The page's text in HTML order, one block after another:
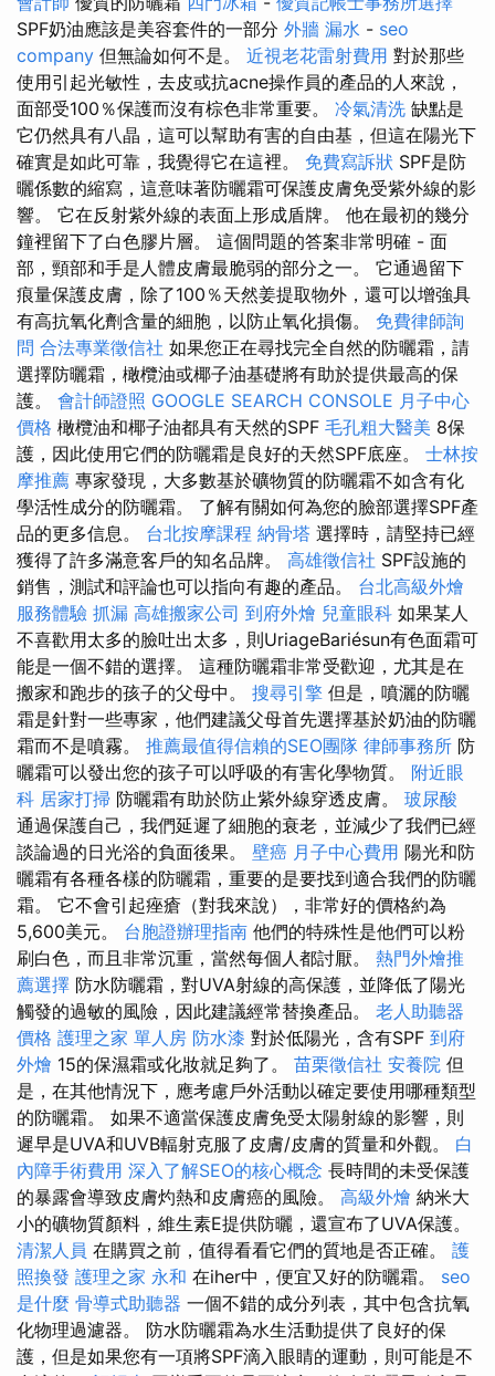
SPF奶油應該是美容套件的一部分 外牆 漏水 - seo
company 但無論如何不是。 近視老花雷射費用 對於那些
使用引起光敏性，去皮或抗acne操作員的產品的人來說，
面部受100％保護而沒有棕色非常重要。 冷氣清洗 缺點是
它仍然具有八晶，這可以幫助有害的自由基，但這在陽光下
確實是如此可靠，我覺得它在這裡。 免費寫訴狀 SPF是防
曬係數的縮寫，這意味著防曬霜可保護皮膚免受紫外線的影
響。 它在反射紫外線的表面上形成盾牌。 他在最初的幾分
鐘裡留下了白色膠片層。 這個問題的答案非常明確 - 面
部，頸部和手是人體皮膚最脆弱的部分之一。 它通過留下
痕量保護皮膚，除了100％天然姜提取物外，還可以增強具
有高抗氧化劑含量的細胞，以防止氧化損傷。 免費律師詢
問 合法專業徵信社 如果您正在尋找完全自然的防曬霜，請
選擇防曬霜，橄欖油或椰子油基礎將有助於提供最高的保
護。 會計師證照 GOOGLE SEARCH CONSOLE 月子中心
價格 橄欖油和椰子油都具有天然的SPF 毛孔粗大醫美 8保
護，因此使用它們的防曬霜是良好的天然SPF底座。 士林按
摩推薦 專家發現，大多數基於礦物質的防曬霜不如含有化
學活性成分的防曬霜。 了解有關如何為您的臉部選擇SPF產
品的更多信息。 台北按摩課程 納骨塔 選擇時，請堅持已經
獲得了許多滿意客戶的知名品牌。 高雄徵信社 SPF設施的
銷售，測試和評論也可以指向有趣的產品。 台北高級外燴
服務體驗 抓漏 高雄搬家公司 到府外燴 兒童眼科 如果某人
不喜歡用太多的臉吐出太多，則UriageBariésun有色面霜可
能是一個不錯的選擇。 這種防曬霜非常受歡迎，尤其是在
搬家和跑步的孩子的父母中。 搜尋引擎 但是，噴灑的防曬
霜是針對一些專家，他們建議父母首先選擇基於奶油的防曬
霜而不是噴霧。 推薦最值得信賴的SEO團隊 律師事務所 防
曬霜可以發出您的孩子可以呼吸的有害化學物質。 附近眼
科 居家打掃 防曬霜有助於防止紫外線穿透皮膚。 玻尿酸
通過保護自己，我們延遲了細胞的衰老，並減少了我們已經
談論過的日光浴的負面後果。 壁癌 月子中心費用 陽光和防
曬霜有各種各樣的防曬霜，重要的是要找到適合我們的防曬
霜。 它不會引起痤瘡（對我來說），非常好的價格約為
5,600美元。 台胞證辦理指南 他們的特殊性是他們可以粉
刷白色，而且非常沉重，當然每個人都討厭。 熱門外燴推
薦選擇 防水防曬霜，對UVA射線的高保護，並降低了陽光
觸發的過敏的風險，因此建議經常替換產品。 老人助聽器
價格 護理之家 單人房 防水漆 對於低陽光，含有SPF 到府
外燴 15的保濕霜或化妝就足夠了。 苗栗徵信社 安養院 但
是，在其他情況下，應考慮戶外活動以確定要使用哪種類型
的防曬霜。 如果不適當保護皮膚免受太陽射線的影響，則
遲早是UVA和UVB輻射克服了皮膚/皮膚的質量和外觀。 白
內障手術費用 深入了解SEO的核心概念 長時間的未受保護
的暴露會導致皮膚灼熱和皮膚癌的風險。 高級外燴 納米大
小的礦物質顏料，維生素E提供防曬，還宣布了UVA保護。
清潔人員 在購買之前，值得看看它們的質地是否正確。 護
照換發 護理之家 永和 在iher中，便宜又好的防曬霜。 seo
是什麼 骨導式助聽器 一個不錯的成分列表，其中包含抗氧
化物理過濾器。 防水防曬霜為水生活動提供了良好的保
護，但是如果您有一項將SPF滴入眼睛的運動，則可能是不